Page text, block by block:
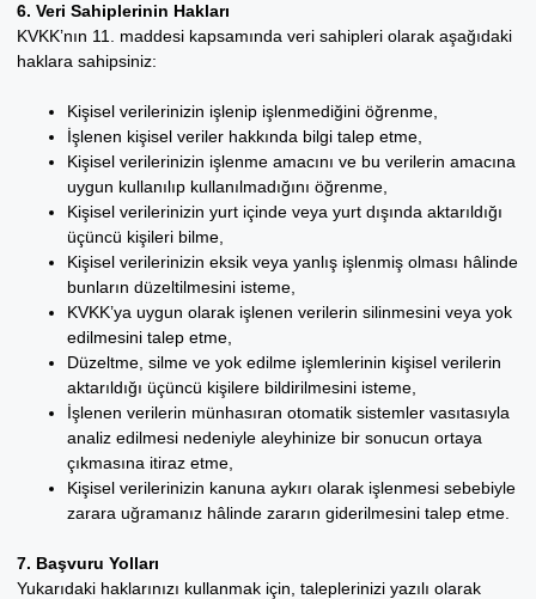
6. Veri Sahiplerinin Hakları
KVKK’nın 11. maddesi kapsamında veri sahipleri olarak aşağıdaki
haklara sahipsiniz:
Kişisel verilerinizin işlenip işlenmediğini öğrenme,
İşlenen kişisel veriler hakkında bilgi talep etme,
Kişisel verilerinizin işlenme amacını ve bu verilerin amacına
uygun kullanılıp kullanılmadığını öğrenme,
Kişisel verilerinizin yurt içinde veya yurt dışında aktarıldığı
üçüncü kişileri bilme,
Kişisel verilerinizin eksik veya yanlış işlenmiş olması hâlinde
bunların düzeltilmesini isteme,
KVKK’ya uygun olarak işlenen verilerin silinmesini veya yok
edilmesini talep etme,
Düzeltme, silme ve yok edilme işlemlerinin kişisel verilerin
aktarıldığı üçüncü kişilere bildirilmesini isteme,
İşlenen verilerin münhasıran otomatik sistemler vasıtasıyla
analiz edilmesi nedeniyle aleyhinize bir sonucun ortaya
çıkmasına itiraz etme,
Kişisel verilerinizin kanuna aykırı olarak işlenmesi sebebiyle
zarara uğramanız hâlinde zararın giderilmesini talep etme.
7. Başvuru Yolları
Yukarıdaki haklarınızı kullanmak için, taleplerinizi yazılı olarak